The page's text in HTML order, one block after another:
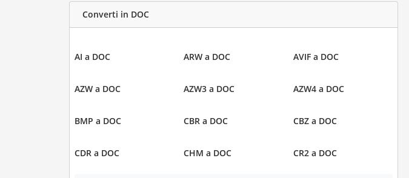
Converti in DOC
AI a DOC ARW a DOC AVIF a DOC
AZW a DOC AZW3 a DOC AZW4 a DOC
BMP a DOC CBR a DOC CBZ a DOC
CDR a DOC CHM a DOC CR2 a DOC